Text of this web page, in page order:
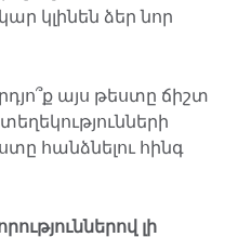
կլինեն ձեր նոր
այս թեստը ճիշտ
հանձնելու հինգ
լի